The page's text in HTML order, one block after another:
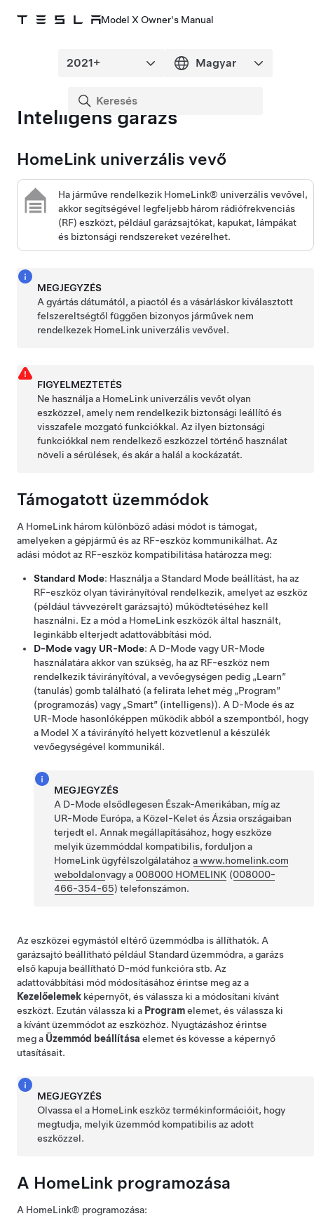
Model X Owner's Manual
Intelligens garázs
HomeLink univerzális vevő
Ha járműve rendelkezik HomeLink® univerzális vevővel,
akkor segítségével legfeljebb három rádiófrekvenciás
(RF) eszközt, például garázsajtókat, kapukat, lámpákat
és biztonsági rendszereket vezérelhet.
MEGJEGYZÉS
A gyártás dátumától, a piactól és a vásárláskor kiválasztott
felszereltségtől függően bizonyos járművek nem
rendelkezek HomeLink univerzális vevővel.
FIGYELMEZTETÉS
Ne használja a HomeLink univerzális vevőt olyan
eszközzel, amely nem rendelkezik biztonsági leállító és
visszafele mozgató funkciókkal. Az ilyen biztonsági
funkciókkal nem rendelkező eszközzel történő használat
növeli a sérülések, és akár a halál a kockázatát.
Támogatott üzemmódok
A HomeLink három különböző adási módot is támogat,
amelyeken a gépjármű és az RF-eszköz kommunikálhat. Az
adási módot az RF-eszköz kompatibilitása határozza meg:
Standard Mode: Használja a Standard Mode beállítást, ha az
RF-eszköz olyan távirányítóval rendelkezik, amelyet az eszköz
(például távvezérelt garázsajtó) működtetéséhez kell
használni. Ez a mód a HomeLink eszközök által használt,
leginkább elterjedt adattovábbítási mód.
D-Mode vagy UR-Mode: A D-Mode vagy UR-Mode
használatára akkor van szükség, ha az RF-eszköz nem
rendelkezik távirányítóval, a vevőegységen pedig „Learn”
(tanulás) gomb található (a felirata lehet még „Program”
(programozás) vagy „Smart” (intelligens)). A D-Mode és az
UR-Mode hasonlóképpen működik abból a szempontból, hogy
a Model X a távirányító helyett közvetlenül a készülék
vevőegységével kommunikál.
MEGJEGYZÉS
A D-Mode elsődlegesen Észak-Amerikában, míg az
UR-Mode Európa, a Közel-Kelet és Ázsia országaiban
terjedt el. Annak megállapításához, hogy eszköze
melyik üzemmóddal kompatibilis, forduljon a
HomeLink ügyfélszolgálatáhoza www.homelink.com
weboldalonvagy a 008000 HOMELINK (008000-
466-354-65) telefonszámon.
Az eszközei egymástól eltérő üzemmódba is állíthatók. A
garázsajtó beállítható például Standard üzemmódra, a garázs
első kapuja beállítható D-mód funkcióra stb. Az
adattovábbítási mód módosításához érintse meg az a
Kezelőelemek képernyőt, és válassza ki a módosítani kívánt
eszközt. Ezután válassza ki a Programelemet, és válassza ki
a kívánt üzemmódot az eszközhöz. Nyugtázáshoz érintse
meg a Üzemmód beállítása elemet és kövesse a képernyő
utasításait.
MEGJEGYZÉS
Olvassa el a HomeLink eszköz termékinformációit, hogy
megtudja, melyik üzemmód kompatibilis az adott
eszközzel.
A HomeLink programozása
A HomeLink® programozása: